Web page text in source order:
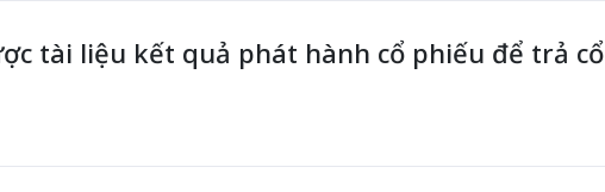
tài liệu kết quả phát hành cổ phiếu để trả cổ